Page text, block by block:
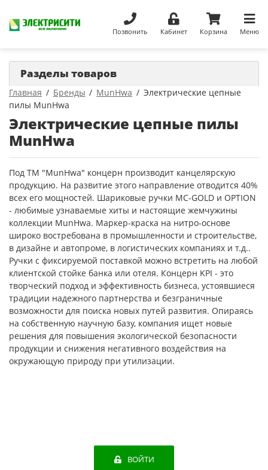
Позвонить Кабинет Корзина Меню
Главная Бренды MunHwa
Электрические цепные
пилы MunHwa
Электрические цепные пилы
MunHwa
Под ТМ "MunHwa" концерн производит канцелярскую
продукцию. На развитие этого направление отводится 40%
всех его мощностей. Шариковые ручки MC-GOLD и OPTION
- любимые узнаваемые хиты и настоящие жемчужины
коллекции MunHwa. Маркер-краска на нитро-основе
широко востребована в промышленности и строительстве,
в дизайне и автопроме, в логистических компаниях и т.д..
Ручки с фиксируемой поставкой можно встретить на любой
клиентской стойке банка или отеля. Концерн KPI - это
творческий подход и эффективность бизнеса, устоявшиеся
традиции надежного партнерства и безграничные
возможности для поиска новых путей развития. Опираясь
на собственную научную базу, компания ищет новые
решения для повышения экологической безопасности
продукции и снижения негативного воздействия на
окружающую природу при утилизации.
Разделы товаров
ВОЙТИ